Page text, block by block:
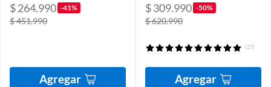
$ 264.990 -41%
$ 451.990
Agregar
$ 309.990 -50%
$ 620.990
(27)
Agregar